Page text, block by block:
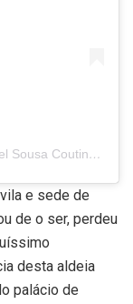
Uma publicação partilhada por Hugo Miguel Sousa Coutinho (@turistapedescalco)
e sede de
de o ser, perdeu
desta aldeia
palácio de